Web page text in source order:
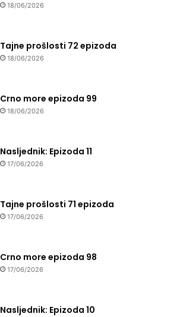
18/06/2026
Tajne prošlosti 72 epizoda
18/06/2026
Crno more epizoda 99
18/06/2026
Nasljednik: Epizoda 11
17/06/2026
Tajne prošlosti 71 epizoda
17/06/2026
Crno more epizoda 98
17/06/2026
Nasljednik: Epizoda 10